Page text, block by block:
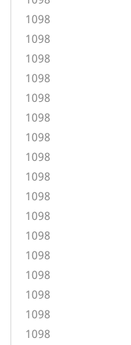
1098
1098
1098
1098
1098
1098
1098
1098
1098
1098
1098
1098
1098
1098
1098
1098
1098